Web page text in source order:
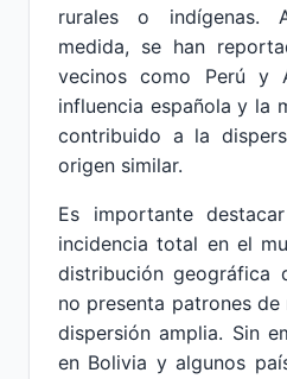
rurales o indígenas.
medida, se han
vecinos como Perú y
influencia española y la
contribuido a la
origen similar.
Es importante
incidencia total en el
distribución geográfica
no presenta patrones
dispersión amplia. Sin
en Bolivia y algunos